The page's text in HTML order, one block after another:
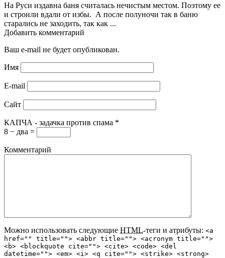
На Руси издавна баня считалась нечистым местом. Поэтому ее
и строили вдали от избы. А после полуночи так в баню
старались не заходить, так как ...
Добавить комментарий
Ваш e-mail не будет опубликован.
Имя
E-mail
Сайт
КАПЧА - задачка против спама *
8 − два =
Комментарий
Можно использовать следующие HTML-теги и атрибуты: <a
href="" title=""> <abbr title=""> <acronym title="">
<b> <blockquote cite=""> <cite> <code> <del
datetime=""> <em> <i> <q cite=""> <strike> <strong>